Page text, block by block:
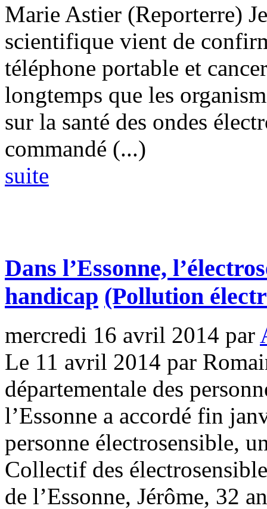
Marie Astier (Reporterre)
scientifique vient de
téléphone portable et
longtemps que les
sur la santé des ondes
commandé (...)
suite
Dans l’Essonne,
handicap (Pollution
mercredi 16 avril 2014 par
Le 11 avril 2014 par
départementale des
l’Essonne a accordé fin
personne électrosensible,
Collectif des
de l’Essonne, Jérôme, 32